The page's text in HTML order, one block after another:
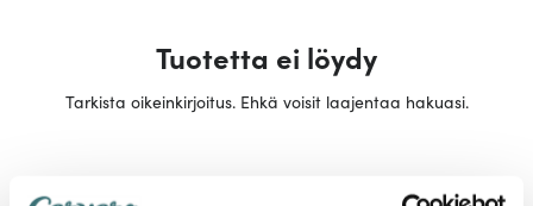
Tuotetta ei löydy
Tarkista oikeinkirjoitus. Ehkä voisit laajentaa hakuasi.